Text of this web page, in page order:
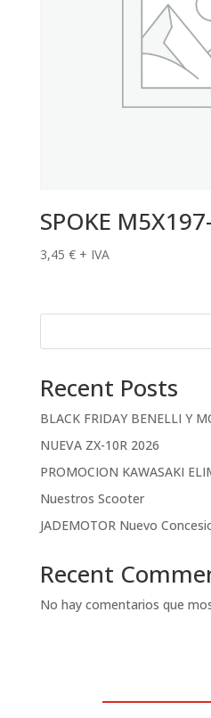
SPOKE
3,45 € + IVA
Recent Posts
BLACK FRIDAY BENELLI Y
NUEVA ZX-10R 2026
PROMOCION KAWASAKI
Nuestros Scooter
JADEMOTOR Nuevo
Recent
No hay comentarios que